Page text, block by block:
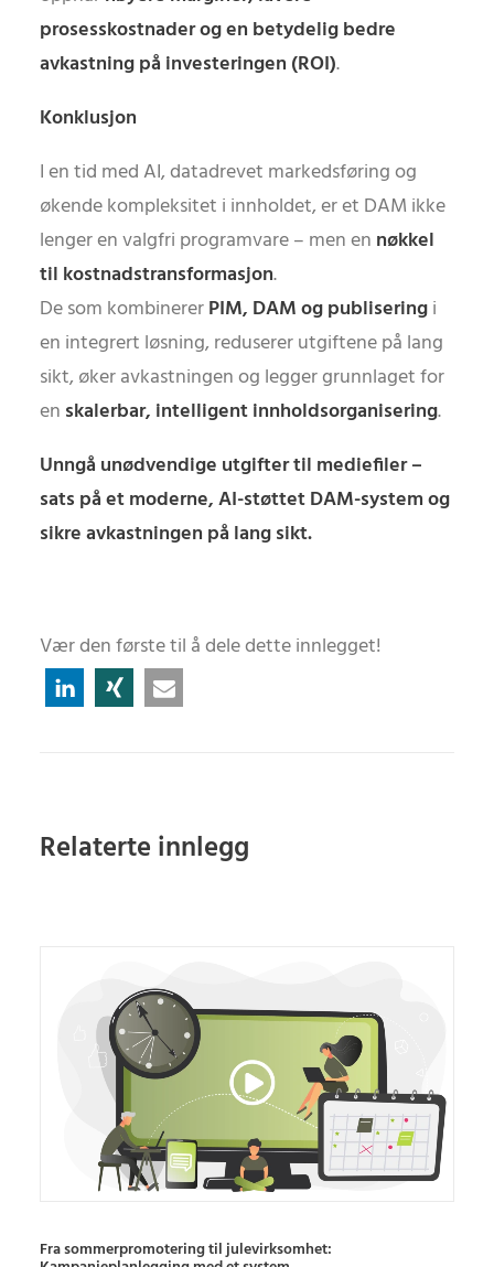
prosesskostnader og en betydelig bedre
avkastning på investeringen (ROI).
Konklusjon
I en tid med AI, datadrevet markedsføring og
økende kompleksitet i innholdet, er et DAM ikke
lenger en valgfri programvare – men en nøkkel
til kostnadstransformasjon.
De som kombinererPIM, DAM og publiseringi
en integrert løsning, reduserer utgiftene på lang
sikt, øker avkastningen og legger grunnlaget for
en skalerbar, intelligent innholdsorganisering.
Unngå unødvendige utgifter til mediefiler –
sats på et moderne, AI-støttet DAM-system og
sikre avkastningen på lang sikt.
Vær den første til å dele dette innlegget!
Relaterte innlegg
Fra sommerpromotering til julevirksomhet: